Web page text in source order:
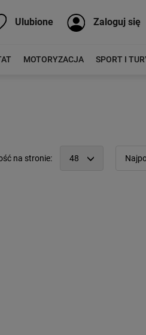
Ulubione Zaloguj się
MOTORYZACJA SPORT I
na stronie: 48